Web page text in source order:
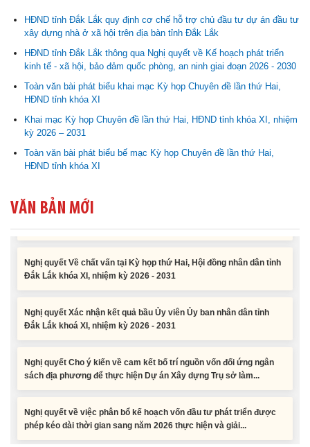
HĐND tỉnh Đắk Lắk quy định cơ chế hỗ trợ chủ đầu tư dự án đầu tư
xây dựng nhà ở xã hội trên địa bàn tỉnh Đắk Lắk
HĐND tỉnh Đắk Lắk thông qua Nghị quyết về Kế hoạch phát triển
kinh tế - xã hội, bảo đảm quốc phòng, an ninh giai đoạn 2026 - 2030
Toàn văn bài phát biểu khai mạc Kỳ họp Chuyên đề lần thứ Hai,
HĐND tỉnh khóa XI
Khai mạc Kỳ họp Chuyên đề lần thứ Hai, HĐND tỉnh khóa XI, nhiệm
kỳ 2026 – 2031
Toàn văn bài phát biểu bế mạc Kỳ họp Chuyên đề lần thứ Hai,
HĐND tỉnh khóa XI
VĂN BẢN MỚI
Nghị quyết Cho ý kiến về cam kết bố trí nguồn vốn đối ứng ngân
sách địa phương để thực hiện Dự án Xây dựng Trụ sở làm...
phép kéo dài thời gian sang năm 2026 thực hiện và giải...
công năm 2026 nguồn vốn ngân sách địa phương (đợt 2)
Nghị quyết Về chất vấn tại Kỳ họp thứ Hai, Hội đồng nhân dân tỉnh
Nghị quyết Xác nhận kết quả bầu Ủy viên Ủy ban nhân dân tỉnh
Đắk Lắk khoá XI, nhiệm kỳ 2026 - 2031
Nghị quyết Cho ý kiến về cam kết bố trí nguồn vốn đối ứng ngân
Nghị quyết về việc phân bổ kế hoạch vốn đầu tư phát triển được
Nghị quyết Vê việc điều chinh và phân bổ chi tiết kế hoạch đầu tư